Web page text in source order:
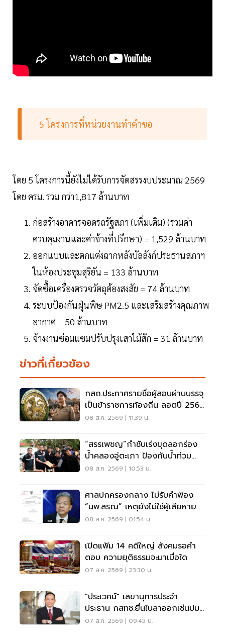
5 โครงการที่หน่วยงานทำคำขอ
โดย 5 โครงการนี้ยังไม่ได้รับการจัดสรรงบประมาณ 2569
โดย ครม. รวม กว่า1,817 ล้านบาท
ก่อสร้างอาคารจอดรถรัฐสภา (เพิ่มเติม) (รวมค่า
ควบคุมงานและค่าจ้างที่ปรึกษา) = 1,529 ล้านบาท
ออกแบบและตกแต่งฉากหลังบัลลังก์ประธานสภาฯ
ในห้องประชุมสุริยัน = 133 ล้านบาท
จัดซื้อเครื่องตรวจวัตถุต้องสงสัย = 74 ล้านบาท
ระบบป้องกันฝุ่นพิษ PM2.5 และเสริมสร้างคุณภาพ
อากาศ = 50 ล้านบาท
จ้างงานซ่อมแซมปรับปรุงเสาไม้สัก = 31 ล้านบาท
ข่าวที่เกี่ยวข้อง
กสถ.ประกาศรายชื่อผู้สอบผ่านบรรจุ
เป็นข้าราชการท้องถิ่น ลอตปี 2568
ใหม่
08 ส.ค. 2569 | 11:39 น.
“สรรเพชญ”กำชับเร่งขุดลอกร่อง
น้ำคลองอู่ตะเภา ป้องกันน้ำท่วม
สงขลา
08 ส.ค. 2569 | 10:53 น.
ศาลปกครองกลาง ไม่รับคำฟ้อง
“นพ.สรณ” เหตุยังไม่ใช่ผู้เสียหาย
08 ส.ค. 2569 | 01:54 น.
เปิดแฟ้ม 14 คดีใหญ่ สังคมรอคำ
ตอบ ความยุติธรรมจะมาเมื่อใด
07 ส.ค. 2569 | 23:30 น.
"ประเวศน์" เลขานุการประจำ
ประธาน กสทช.ยื่นใบลาออกเซ่นปม
คุณสมบัตินพ.สรณ
07 ส.ค. 2569 | 09:45 น.